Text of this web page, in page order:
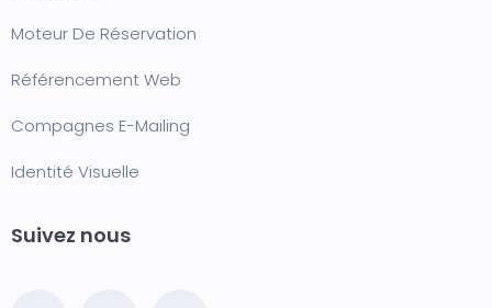
Moteur De Réservation
Référencement Web
Compagnes E-Mailing
Identité Visuelle
Suivez nous